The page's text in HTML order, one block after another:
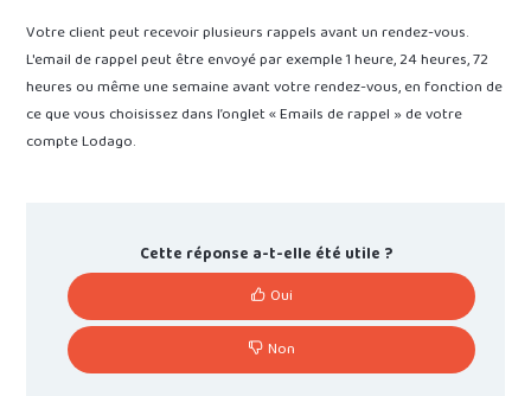
Votre client peut recevoir plusieurs rappels avant un rendez-vous.
L'email de rappel peut être envoyé par exemple 1 heure, 24 heures, 72
heures ou même une semaine avant votre rendez-vous, en fonction de
ce que vous choisissez dans l’onglet « Emails de rappel » de votre
compte Lodago.
Cette réponse a-t-elle été utile ?
Oui
Non